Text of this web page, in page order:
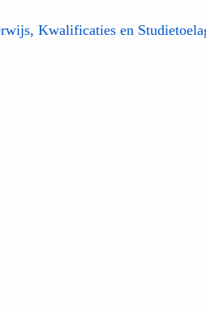
Kwalificaties en